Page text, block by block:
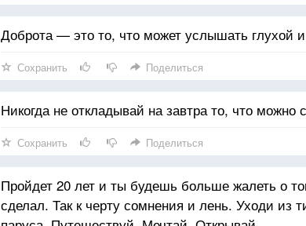
Доброта — это то, что может услышать глухой
Сохранить Поделиться
Никогда не откладывай на завтра то, что можно
Сохранить Поделиться
Пройдет 20 лет и ты будешь больше жалеть о
сделал. Так к черту сомнения и лень. Уходи из